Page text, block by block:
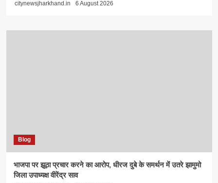
citynewsjharkhand.in 6 August 2026
Blog
भाजपा पर झूठा प्रचार करने का आरोप, धीरज दुबे के समर्थन में उतरे झामुमो
जिला उपाध्यक्ष वीरेंद्र साव